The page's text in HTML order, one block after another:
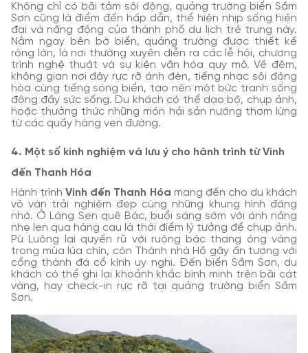
Không chỉ có bãi tắm sôi động, quảng trường biển Sầm
Sơn cũng là điểm đến hấp dẫn, thể hiện nhịp sống hiện
đại và năng động của thành phố du lịch trẻ trung này.
Nằm ngay bên bờ biển, quảng trường được thiết kế
rộng lớn, là nơi thường xuyên diễn ra các lễ hội, chương
trình nghệ thuật và sự kiện văn hóa quy mô. Về đêm,
không gian nơi đây rực rỡ ánh đèn, tiếng nhạc sôi động
hòa cùng tiếng sóng biển, tạo nên một bức tranh sống
động đầy sức sống. Du khách có thể dạo bộ, chụp ảnh,
hoặc thưởng thức những món hải sản nướng thơm lừng
từ các quầy hàng ven đường.
4. Một số kinh nghiệm và lưu ý cho hành trình từ Vinh
đến Thanh Hóa
Hành trìnhVinh đến Thanh Hóa mang đến cho du khách
vô vàn trải nghiệm đẹp cùng những khung hình đáng
nhớ. Ở Làng Sen quê Bác, buổi sáng sớm với ánh nắng
nhẹ len qua hàng cau là thời điểm lý tưởng để chụp ảnh.
Pù Luông lại quyến rũ với ruộng bậc thang óng vàng
trong mùa lúa chín, còn Thành nhà Hồ gây ấn tượng với
cổng thành đá cổ kính uy nghi. Đến biển Sầm Sơn, du
khách có thể ghi lại khoảnh khắc bình minh trên bãi cát
vàng, hay check-in rực rỡ tại quảng trường biển Sầm
Sơn.